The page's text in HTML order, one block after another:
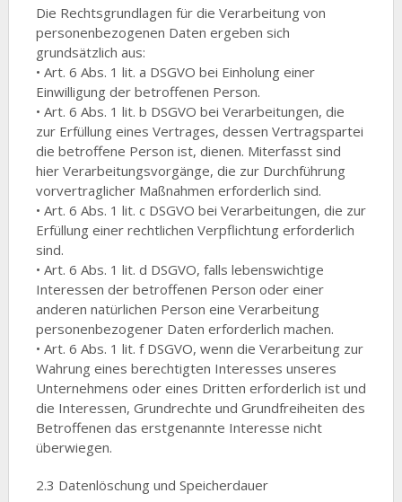
Die Rechtsgrundlagen für die Verarbeitung von
personenbezogenen Daten ergeben sich
grundsätzlich aus:
• Art. 6 Abs. 1 lit. a DSGVO bei Einholung einer
Einwilligung der betroffenen Person.
• Art. 6 Abs. 1 lit. b DSGVO bei Verarbeitungen, die
zur Erfüllung eines Vertrages, dessen Vertragspartei
die betroffene Person ist, dienen. Miterfasst sind
hier Verarbeitungsvorgänge, die zur Durchführung
vorvertraglicher Maßnahmen erforderlich sind.
• Art. 6 Abs. 1 lit. c DSGVO bei Verarbeitungen, die zur
Erfüllung einer rechtlichen Verpflichtung erforderlich
sind.
• Art. 6 Abs. 1 lit. d DSGVO, falls lebenswichtige
Interessen der betroffenen Person oder einer
anderen natürlichen Person eine Verarbeitung
personenbezogener Daten erforderlich machen.
• Art. 6 Abs. 1 lit. f DSGVO, wenn die Verarbeitung zur
Wahrung eines berechtigten Interesses unseres
Unternehmens oder eines Dritten erforderlich ist und
die Interessen, Grundrechte und Grundfreiheiten des
Betroffenen das erstgenannte Interesse nicht
überwiegen.
2.3 Datenlöschung und Speicherdauer